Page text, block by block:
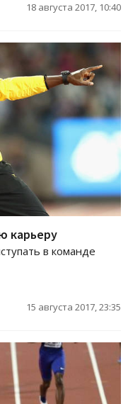
18 августа 2017, 10:40
карьеру
в команде
15 августа 2017, 23:35